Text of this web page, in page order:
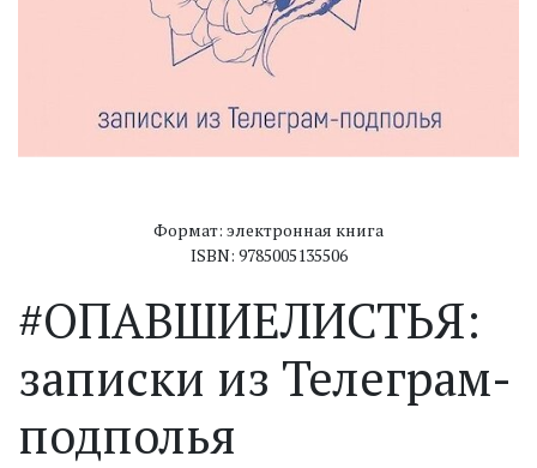
Формат: электронная книга
ISBN: 9785005135506
#ОПАВШИЕЛИСТЬЯ:
записки из Телеграм-
подполья